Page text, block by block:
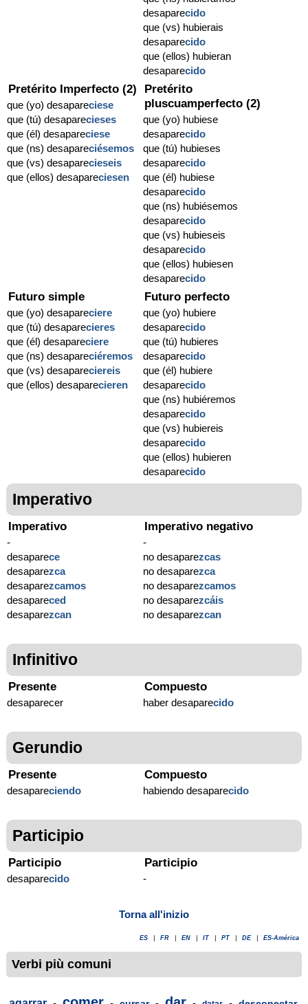
desaparecido
que (vs) hubierais
desaparecido
que (ellos) hubieran
desaparecido
Pretérito Imperfecto (2)
que (yo) desapareciese
que (tú) desaparecieses
que (él) desapareciese
que (ns) desapareciésemos
que (vs) desaparecieseis
que (ellos) desapareciesen
Pretérito
pluscuamperfecto (2)
que (yo) hubiese
desaparecido
que (tú) hubieses
desaparecido
que (él) hubiese
desaparecido
que (ns) hubiésemos
desaparecido
que (vs) hubieseis
desaparecido
que (ellos) hubiesen
desaparecido
Futuro simple
que (yo) desapareciere
que (tú) desaparecieres
que (él) desapareciere
que (ns) desapareciéremos
que (vs) desapareciereis
que (ellos) desaparecieren
Futuro perfecto
que (yo) hubiere
desaparecido
que (tú) hubieres
desaparecido
que (él) hubiere
desaparecido
que (ns) hubiéremos
desaparecido
que (vs) hubiereis
desaparecido
que (ellos) hubieren
desaparecido
Imperativo
Imperativo
-
desaparece
desaparezca
desaparezcamos
desapareced
desaparezcan
Imperativo negativo
-
no desaparezcas
no desaparezca
no desaparezcamos
no desaparezcáis
no desaparezcan
Infinitivo
Presente
desaparecer
Compuesto
haber desaparecido
Gerundio
Presente
desapareciendo
Compuesto
habiendo desaparecido
Participio
Participio
desaparecido
Participio
-
Torna all'inizio
ES FR EN IT PT DE ES-América
Verbi più comuni